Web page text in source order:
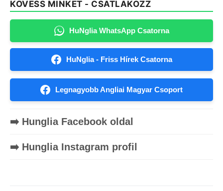
KÖVESS MINKET - CSATLAKOZZ
HuNglia WhatsApp Csatorna
HuNglia - Friss Hírek Csatorna
Legnagyobb Angliai Magyar Csoport
➡️ Hunglia Facebook oldal
➡️ Hunglia Instagram profil